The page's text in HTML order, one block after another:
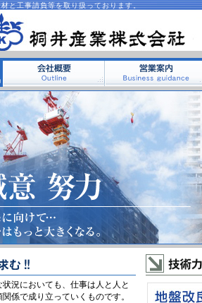
と工事請負等を取り扱っております。
状況においても、仕事は人と人と
関係で成り立っていくものです。